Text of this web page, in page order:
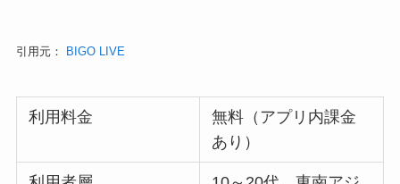
引用元： BIGO LIVE
利用料金
無料（アプリ内課金
あり）